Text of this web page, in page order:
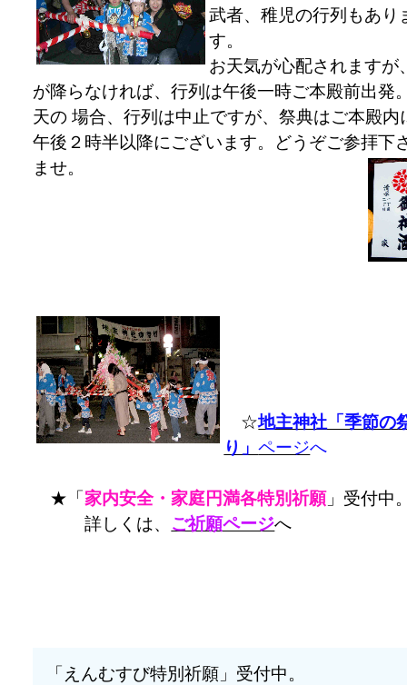
武者、稚児の行列もあり
す。
お天気が心配されますが
が降らなければ、行列は午後一時ご本殿前出発
天の 場合、行列は中止ですが、祭典はご本殿内
午後２時半以降にございます。どうぞご参拝下
ませ。
☆地主神社「季節の
り」ページへ
★「家内安全・家庭円満各特別祈願」受付中
詳しくは、 ご祈願ページへ
「えんむすび特別祈願」受付中。